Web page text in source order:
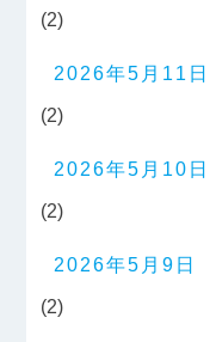
(2)
2026年5月11日
(2)
2026年5月10日
(2)
2026年5月9日
(2)